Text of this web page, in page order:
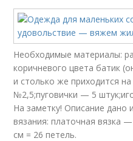
Необходимые материалы:
коричневого цвета батик
и столько же приходится
№2,5;пуговички — 5
На заметку! Описание дано
вязания: платочная вязка
см = 26 петель.